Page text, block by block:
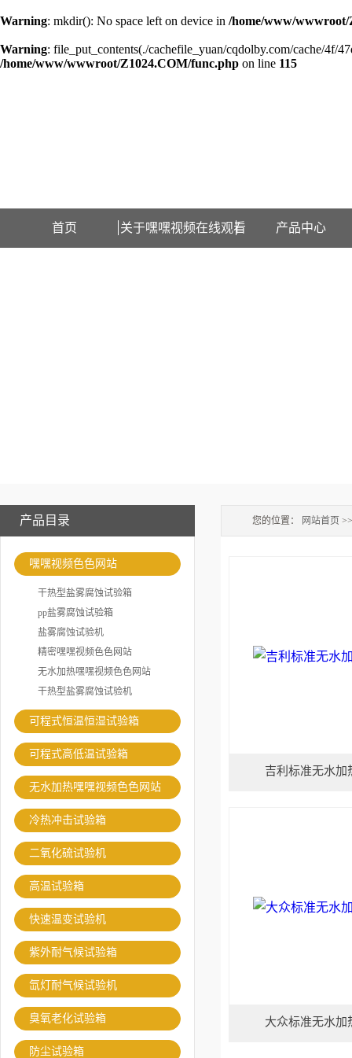
Warning: mkdir(): No space left on device in /home/www/
Warning: file_put_contents(./cachefile_yuan/cqdolby.com/cache/4f/
/home/www/wwwroot/Z1024.COM/func.php on line 115
首页 关于嘿嘿视频在线观看 产品中心
产品目录
嘿嘿视频色色网站
干热型盐雾腐蚀试验箱
pp盐雾腐蚀试验箱
盐雾腐蚀试验机
精密嘿嘿视频色色网站
无水加热嘿嘿视频色色网站
干热型盐雾腐蚀试验机
可程式恒温恒湿试验箱
可程式高低温试验箱
无水加热嘿嘿视频色色网站
冷热冲击试验箱
二氧化硫试验机
高温试验箱
快速温变试验机
紫外耐气候试验箱
氙灯耐气候试验机
臭氧老化试验箱
防尘试验箱
您的位置： 网站首页
吉利标准无水加
大众标准无水加